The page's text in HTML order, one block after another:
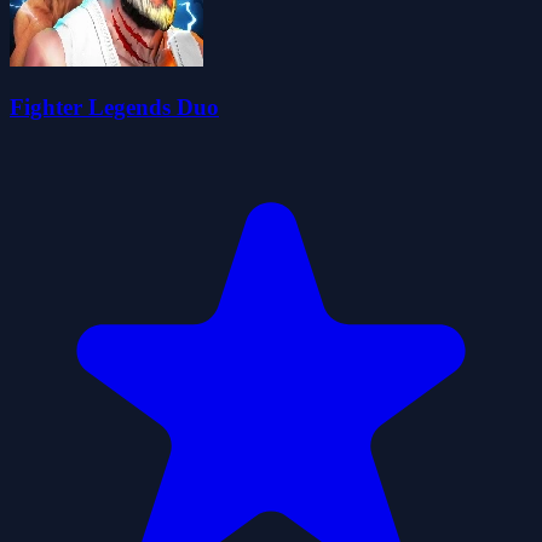
Fighter Legends Duo